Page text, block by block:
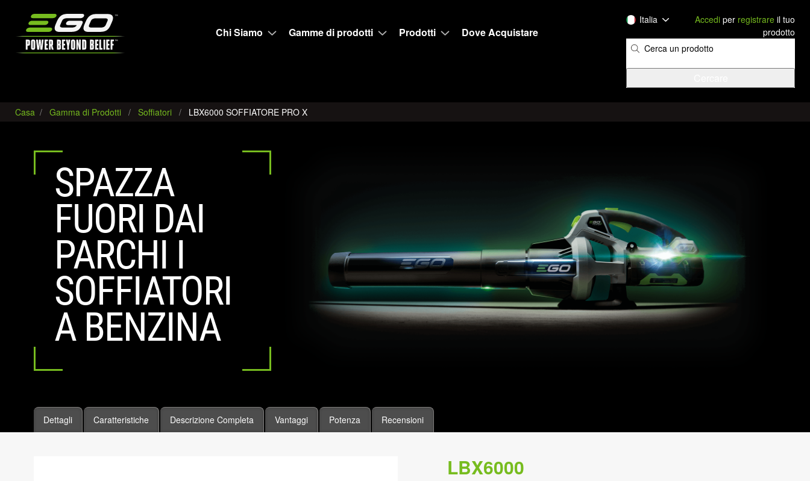
Chi Siamo
Gamme di prodotti Prodotti Dove Acquistare
Italia Accedi per registrare il tuo
prodotto
Casa Gamma di Prodotti Soffiatori LBX6000 SOFFIATORE PRO X
SPAZZA
FUORI DAI
PARCHI I
SOFFIATORI
A BENZINA
Dettagli Caratteristiche Descrizione Completa Vantaggi Potenza Recensioni
LBX6000